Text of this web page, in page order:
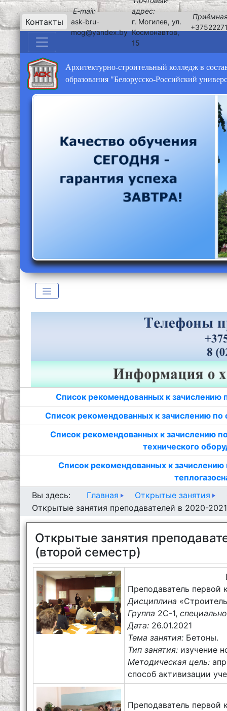
Контакты
E-mail:
ask-bru-
mog@yandex.by
адрес:
г. Могилев, ул.
Космонавтов,
15
Архитектурно-строительный колледж в
образования "Белорусско-Российский
Список рекомендованных к зачислению
Список рекомендованных к зачислению
Список рекомендованных к зачислению
технического
Список рекомендованных к
Вы здесь:
Главная Открытые занятия
Открытые занятия преподавателей в 2020-
Открытые занятия
(второй семестр)
Преподаватель первой
Дисциплина
Группа 2С-1,
Дата: 26.01.2021
Тема занятия: Бетоны.
Тип занятия: изучение
Методическая цель:
способ активизации
Преподаватель первой